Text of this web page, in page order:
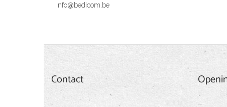
info@bedicom.be
Contact